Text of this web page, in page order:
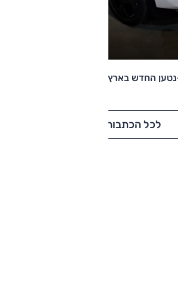
לכל הכתבות